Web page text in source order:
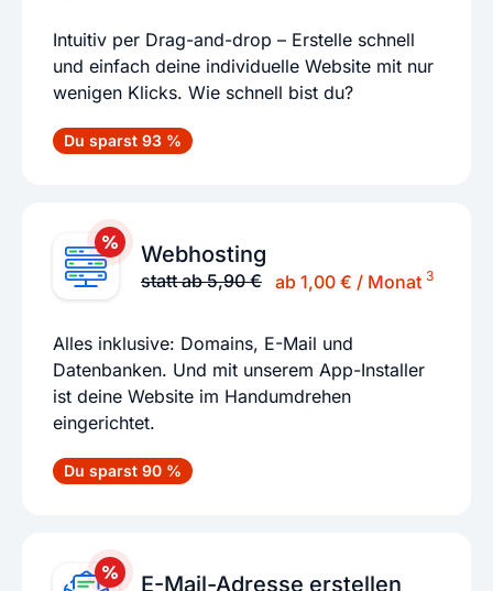
Intuitiv per Drag-and-drop – Erstelle schnell
und einfach deine individuelle Website mit nur
wenigen Klicks. Wie schnell bist du?
Du sparst 93 %
Webhosting
statt ab 5,90 € ab 1,00 € / Monat 3
Alles inklusive: Domains, E-Mail und
Datenbanken. Und mit unserem App-Installer
ist deine Website im Handumdrehen
eingerichtet.
Du sparst 90 %
E-Mail-Adresse erstellen